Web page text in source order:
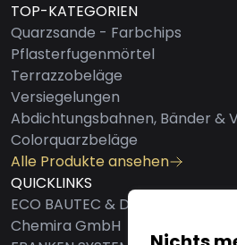
TOP-KATEGORIEN
Quarzsande - Farbchips
Pflasterfugenmörtel
Terrazzobeläge
Versiegelungen
Abdichtungsbahnen, Bänder &
Colorquarzbeläge
Alle Produkte ansehen
QUICKLINKS
ECO BAUTEC & DESIGN AG
Chemira GmbH